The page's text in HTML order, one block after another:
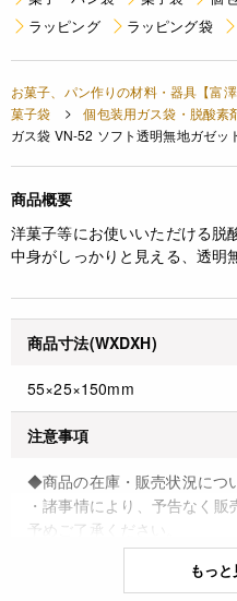
ラッピング
ラッピング袋
お菓子、パン作りの材料・器具【富澤
菓子袋
個包装用ガス袋・脱酸素
ガス袋 VN-52 ソフト透明無地ガゼッ
商品概要
洋菓子等にお使いいただける脱
中身がしっかりと見える、透明
商品寸法(WXDXH)
55×25×150mm
注意事項
◆商品の在庫・販売状況につ
・諸事情により、予告なく販
予めご了承ください。
・当サイトに掲載されてい
ても必ずしも在庫を保証す
もっと